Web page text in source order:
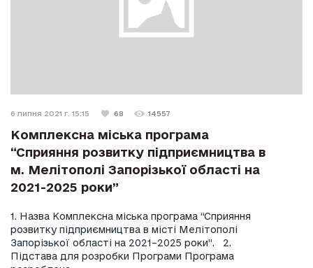
6 липня 2021 г. 15:15 68 14557
Комплексна міська програма
“Сприяння розвитку підприємництва в
м. Мелітополі Запорізької області на
2021-2025 роки”
1. Назва Комплексна міська програма “Сприяння
розвитку підприємництва в місті Мелітополі
Запорізької області на 2021–2025 роки”. 2.
Підстава для розробки Програми Програма